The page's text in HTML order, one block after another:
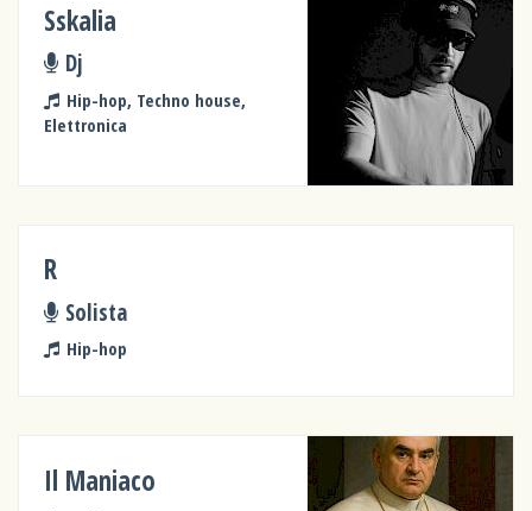
Sskalia
Dj
Hip-hop, Techno house,
Elettronica
R
Solista
Hip-hop
Il Maniaco